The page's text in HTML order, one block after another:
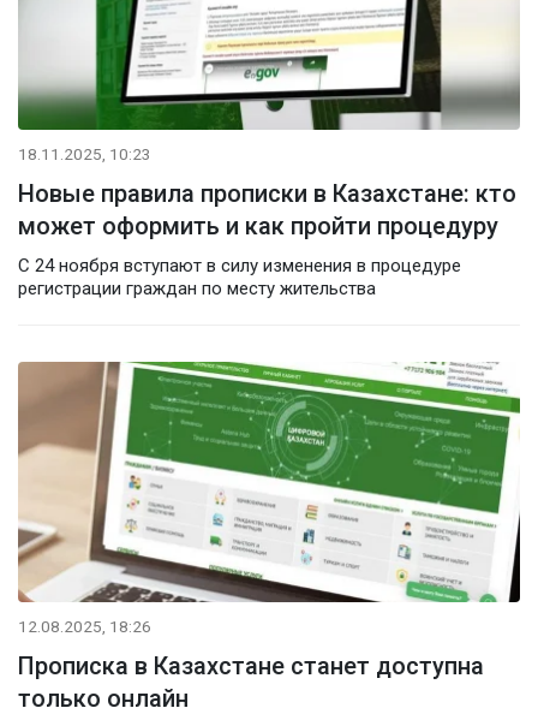
18.11.2025, 10:23
Новые правила прописки в Казахстане: кто
может оформить и как пройти процедуру
С 24 ноября вступают в силу изменения в процедуре
регистрации граждан по месту жительства
12.08.2025, 18:26
Прописка в Казахстане станет доступна
только онлайн